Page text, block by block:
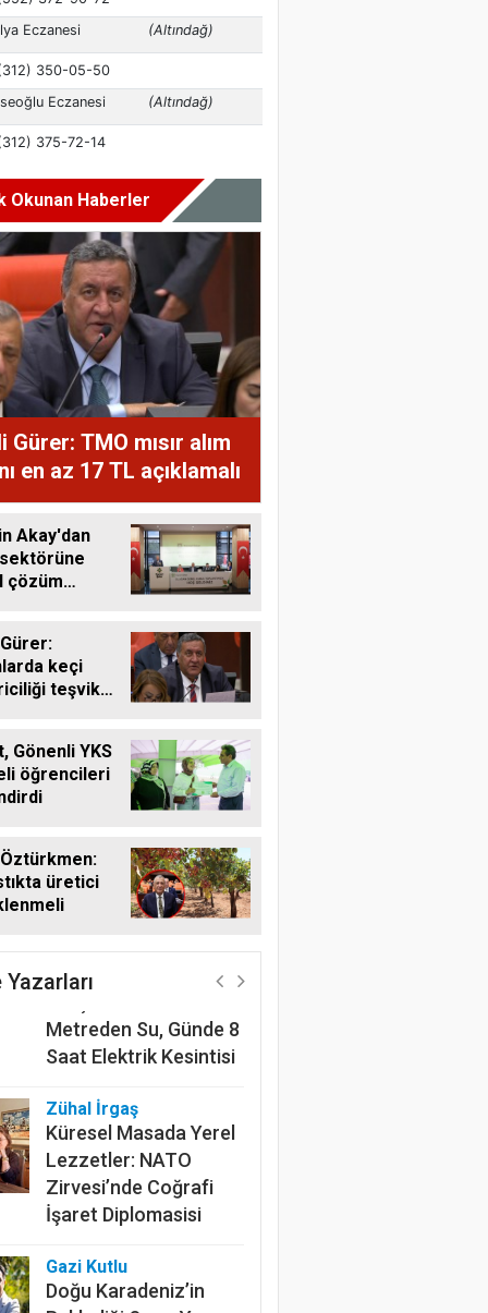
Okunan Haberler
Gürer: TMO mısır alım
en az 17 TL açıklamalı
Akay'dan
çözüm
keçi
teşvik
Gönenli YKS
öğrencileri
üretici
Yazarları
Harun Göksel
220 Kilometrelik
Kanalın Sonundaki Acı
Metreden Su, Günde 8
Saat Elektrik Kesintisi
Zühal İrgaş
Küresel Masada Yerel
Lezzetler: NATO
Zirvesi’nde Coğrafi
İşaret Diplomasisi
Gazi Kutlu
Doğu Karadeniz’in